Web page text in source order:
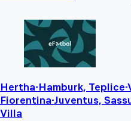
Hertha-Hamburk,
Fiorentina-Juventus,
Villa